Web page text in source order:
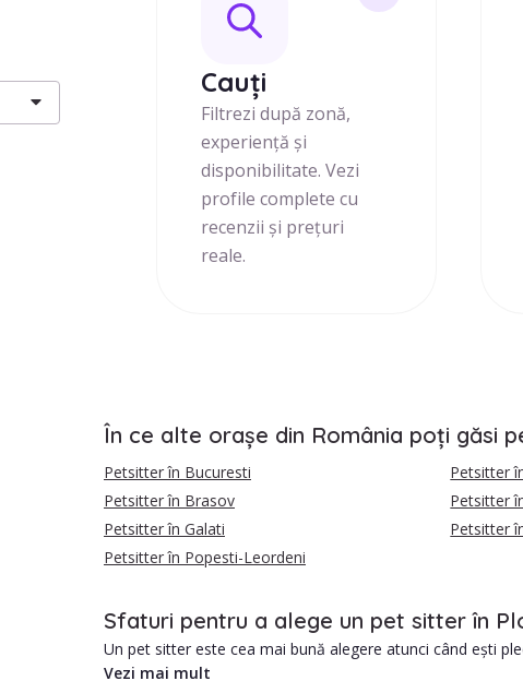
Cauți
Filtrezi după zonă,
experiență și
disponibilitate. Vezi
profile complete cu
recenzii și prețuri
reale.
În ce alte orașe din România poți găsi
Petsitter în Bucuresti Petsitter
Petsitter în Brasov
Petsitter
Petsitter în Galati
Petsitter
Petsitter în Popesti-Leordeni
Sfaturi pentru a alege un pet sitter în
Un pet sitter este cea mai bună alegere atunci când ești
Vezi mai mult